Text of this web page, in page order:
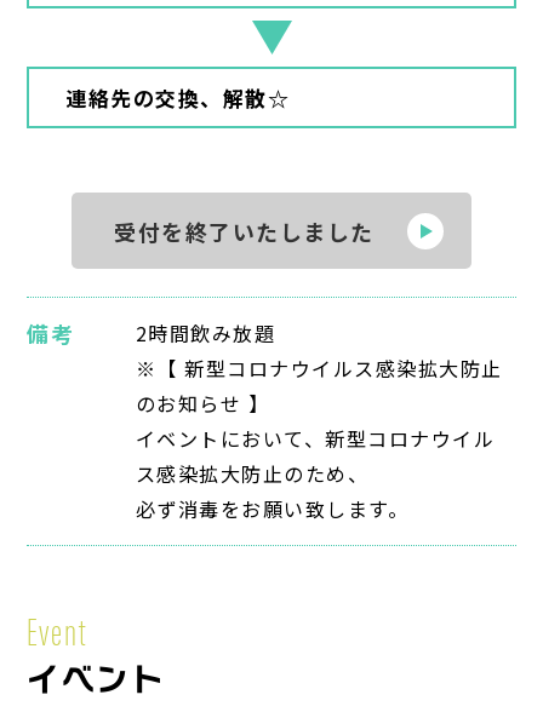
連絡先の交換、解散☆
受付を終了いたしました
備考
2時間飲み放題
※【 新型コロナウイルス感染拡大防止
のお知らせ 】
イベントにおいて、新型コロナウイル
ス感染拡大防止のため、
必ず消毒をお願い致します。
Event
イベント